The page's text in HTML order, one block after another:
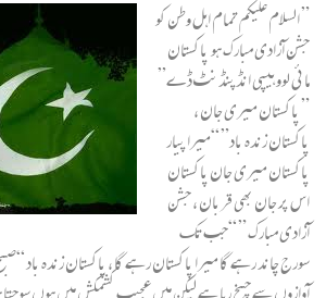
” السلام علیکم تمام اہل وطن کو
جشن آزادی مبارک ہو پاکستان
مائی لوو ہیپی انڈپنڈنٹ ڈے”
” پاکستان میری جان ،
پاکستان زندہ باد” “میرا پیار
پاکستان میری جان پاکستان
اس پر جان بھی قربان ، جشن
آزادی مبارک ” “جب تک
سورج چاند رہے گا میرا پاکستان رہے گا ، پاکستان زندہ باد